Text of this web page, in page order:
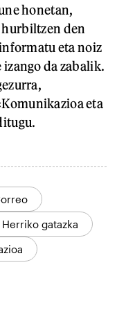
honetan,
den
eta noiz
da zabalik.
eta
Herriko gatazka